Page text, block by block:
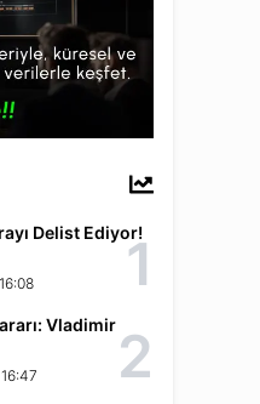
Delist Ediyor!
1
Vladimir 2